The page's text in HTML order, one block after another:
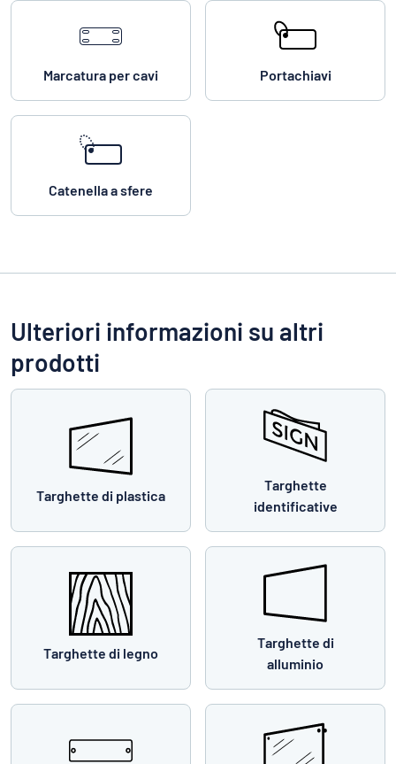
Marcatura per cavi Portachiavi
Catenella a sfere
Ulteriori informazioni su altri
prodotti
Targhette di plastica
Targhette
identificative
Targhette di legno
Targhette di
alluminio